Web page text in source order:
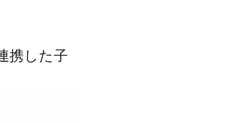
携した子